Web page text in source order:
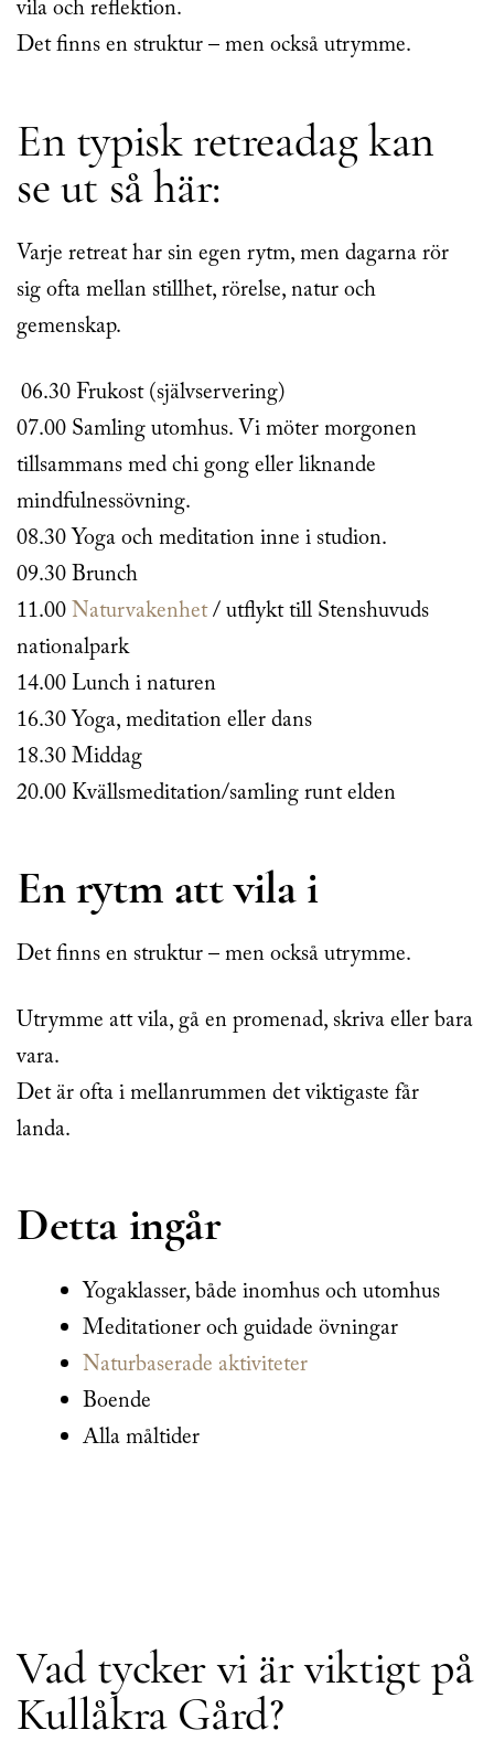
vila och reflektion.
Det finns en struktur – men också utrymme.
En typisk retreadag kan
se ut så här:
Varje retreat har sin egen rytm, men dagarna rör
sig ofta mellan stillhet, rörelse, natur och
gemenskap.
06.30 Frukost (självservering)
07.00 Samling utomhus. Vi möter morgonen
tillsammans med chi gong eller liknande
mindfulnessövning.
08.30 Yoga och meditation inne i studion.
09.30 Brunch
11.00Naturvakenhet/ utflykt till Stenshuvuds
nationalpark
14.00 Lunch i naturen
16.30 Yoga, meditation eller dans
18.30 Middag
20.00 Kvällsmeditation/samling runt elden
En rytm att vila i
Det finns en struktur – men också utrymme.
Utrymme att vila, gå en promenad, skriva eller bara
vara.
Det är ofta i mellanrummen det viktigaste får
landa.
Detta ingår
Yogaklasser, både inomhus och utomhus
Meditationer och guidade övningar
Naturbaserade aktiviteter
Boende
Alla måltider
Vad tycker vi är viktigt på
Kullåkra Gård?